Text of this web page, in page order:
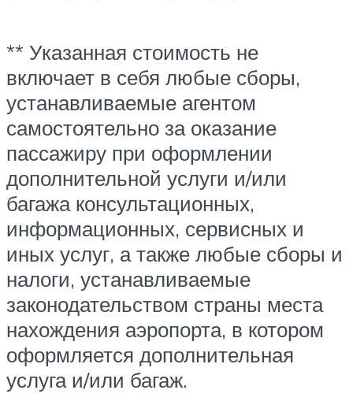
** Указанная стоимость не
включает в себя любые сборы,
устанавливаемые агентом
самостоятельно за оказание
пассажиру при оформлении
дополнительной услуги и/или
багажа консультационных,
информационных, сервисных и
иных услуг, а также любые сборы и
налоги, устанавливаемые
законодательством страны места
нахождения аэропорта, в котором
оформляется дополнительная
услуга и/или багаж.